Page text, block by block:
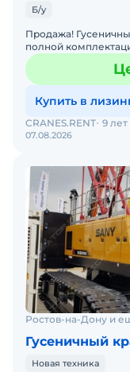
Б/у
Продажа!
полной
м + 18 м1
Купить в
07.08.2026
CRANES.RENT 9
Ростов-на-Дону и
Гусеничный
Новая техника